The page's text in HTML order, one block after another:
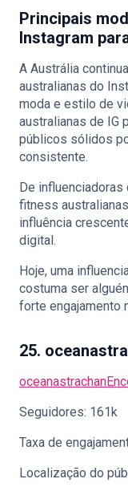
Principais
Instagram
A Austrália
australianas do
moda e estilo de
australianas de IG
públicos sólidos
consistente.
De
fitness
influência
digital.
Hoje, uma
costuma ser
forte engajamento
25.
oceanastrachan
Seguidores: 161k
Taxa de
Localização do